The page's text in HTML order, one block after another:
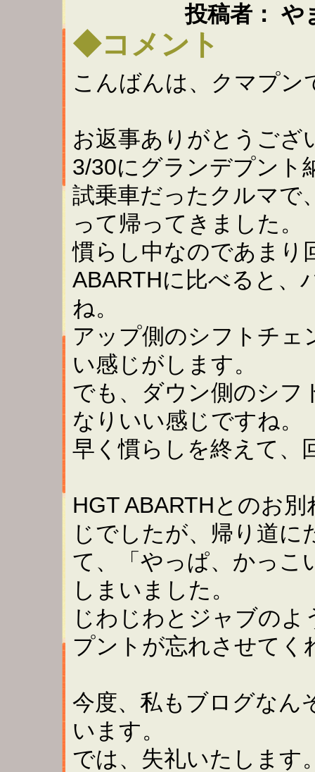
投稿者： や
◆コメント
こんばんは、クマプン
お返事ありがとうござ
3/30にグランデプント
試乗車だったクルマで
って帰ってきました。
慣らし中なのであまり
ABARTHに比べると、
ね。
アップ側のシフトチェ
い感じがします。
でも、ダウン側のシフ
なりいい感じですね。
早く慣らしを終えて、
HGT ABARTHとのお
じでしたが、帰り道
て、「やっぱ、かっこ
しまいました。
じわじわとジャブの
プントが忘れさせてく
今度、私もブログなん
います。
では、失礼いたします